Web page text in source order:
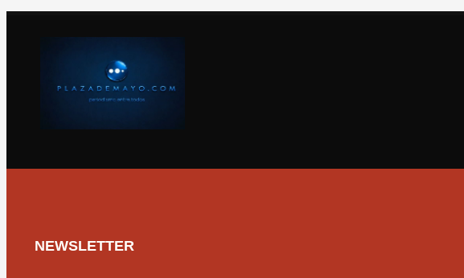
NEWSLETTER